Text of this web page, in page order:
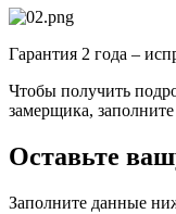
Гарантия 2 года –
Чтобы получить
замерщика,
Оставьте
Заполните данные